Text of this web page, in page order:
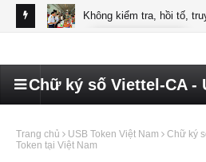
Không kiểm tra, hồi tố,
Chữ ký số Viettel-CA -
Trang chủ USB Token Việt Nam
Chữ ký
Token tại Việt Nam